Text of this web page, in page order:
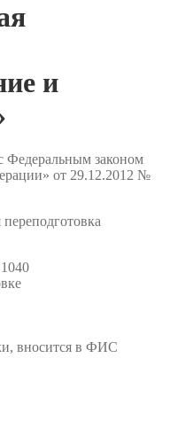
и
Федеральным законом
от 29.12.2012 №
вносится в ФИС